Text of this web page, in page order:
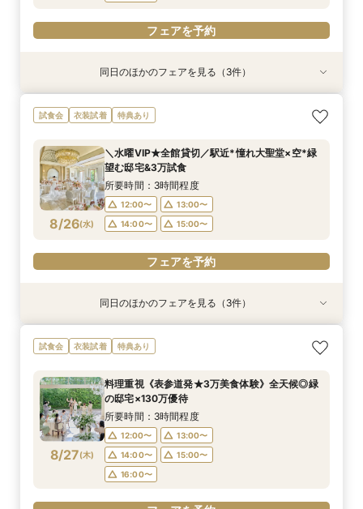
フェアを予約
衣装試着 特典あり
8/24(月)
《挙式から披露宴までずっと一緒★》自由度抜群
♪ペット婚相談会
12:05〜
13:00〜
15:00〜
16:00〜
フェアを予約
衣装試着 特典あり
8/24(月)
【卒花人気*初めてにオススメ◎】ドレス1着無料
*安心相談会×絶品試食！
12:05〜
13:00〜
15:00〜
16:00〜
フェアを予約
衣装試着 特典あり
8/24(月)
＼パパママ&マタニティも安心★／ダンドリや予
算もイチから相談
12:05〜
13:00〜
15:00〜
16:00〜
フェアを予約
同日のほかのフェアを見る（3件）
試食会 衣装試着 特典あり
8/26(水)
＼水曜VIP★全館貸切／駅近*憧れ大聖堂×空*緑
望む邸宅&3万試食
所要時間：3時間程度
12:00〜
13:00〜
14:00〜
15:00〜
フェアを予約
衣装試着 特典あり
8/26(水)
《挙式から披露宴までずっと一緒★》自由度抜群
♪ペット婚相談会
12:05〜
13:00〜
15:00〜
16:00〜
フェアを予約
衣装試着 特典あり
8/26(水)
【卒花人気*初めてにオススメ◎】ドレス1着無料
*安心相談会×絶品試食！
12:05〜
13:00〜
15:00〜
16:00〜
フェアを予約
衣装試着 特典あり
8/26(水)
＼パパママ&マタニティも安心★／ダンドリや予
算もイチから相談
12:05〜
13:00〜
15:00〜
16:00〜
フェアを予約
同日のほかのフェアを見る（3件）
試食会 衣装試着 特典あり
8/27(木)
料理重視《表参道発★3万美食体験》全天候◎緑
の邸宅×130万優待
所要時間：3時間程度
12:00〜
13:00〜
14:00〜
15:00〜
16:00〜